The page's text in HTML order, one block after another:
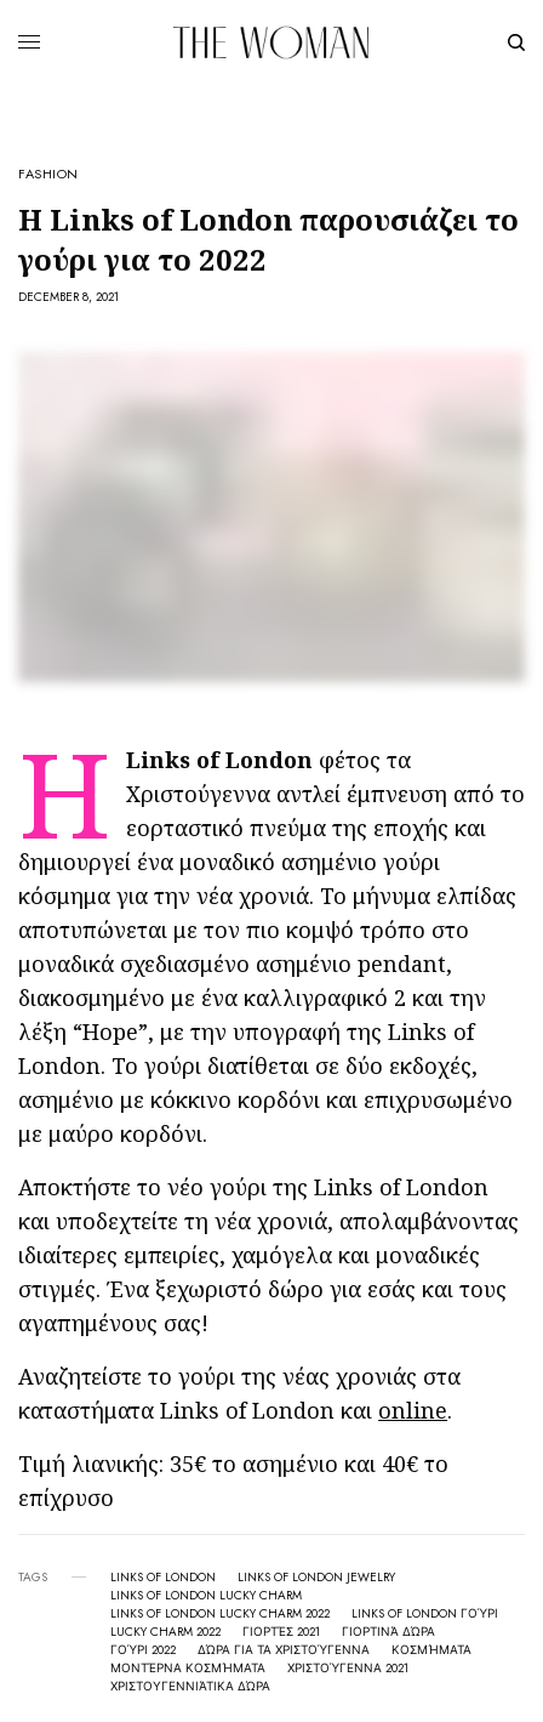
FASHION
H Links of London παρουσιάζει το
γούρι για το 2022
DECEMBER 8, 2021
Η Links of London φέτος τα
Χριστούγεννα αντλεί έμπνευση από το
εορταστικό πνεύμα της εποχής και
δημιουργεί ένα μοναδικό ασημένιο γούρι
κόσμημα για την νέα χρονιά. Το μήνυμα ελπίδας
αποτυπώνεται με τον πιο κομψό τρόπο στο
μοναδικά σχεδιασμένο ασημένιο pendant,
διακοσμημένο με ένα καλλιγραφικό 2 και την
λέξη “Hope”, με την υπογραφή της Links of
London. Το γούρι διατίθεται σε δύο εκδοχές,
ασημένιο με κόκκινο κορδόνι και επιχρυσωμένο
με μαύρο κορδόνι.
Αποκτήστε το νέο γούρι της Links of London
και υποδεχτείτε τη νέα χρονιά, απολαμβάνοντας
ιδιαίτερες εμπειρίες, χαμόγελα και μοναδικές
στιγμές. Ένα ξεχωριστό δώρο για εσάς και τους
αγαπημένους σας!
Αναζητείστε το γούρι της νέας χρονιάς στα
καταστήματα Links of London και online.
Τιμή λιανικής: 35€ το ασημένιο και 40€ το
επίχρυσο
TAGS LINKS OF LONDON
LINKS OF LONDON JEWELRY
LINKS OF LONDON LUCKY CHARM
LINKS OF LONDON LUCKY CHARM 2022
LINKS OF LONDON ΓΟΎΡΙ
LUCKY CHARM 2022
ΓΙΟΡΤΈΣ 2021
ΓΙΟΡΤΙΝΆ ΔΏΡΑ
ΓΟΎΡΙ 2022
ΔΏΡΑ ΓΙΑ ΤΑ ΧΡΙΣΤΟΎΓΕΝΝΑ
ΚΟΣΜΉΜΑΤΑ
ΜΟΝΤΈΡΝΑ ΚΟΣΜΉΜΑΤΑ
ΧΡΙΣΤΟΎΓΕΝΝΑ 2021
ΧΡΙΣΤΟΥΓΕΝΝΙΆΤΙΚΑ ΔΏΡΑ